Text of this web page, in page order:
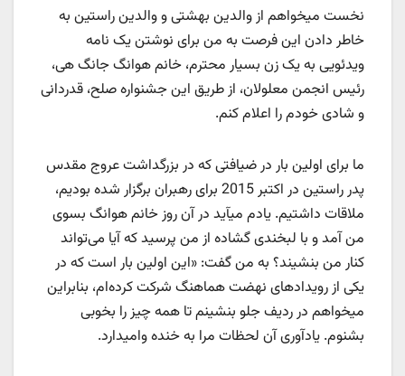
نخست میخواهم از والدین بهشتی و والدین راستین به
خاطر دادن این فرصت به من برای نوشتن یک نامه
ویدئویی به یک زن بسیار محترم، خانم هوانگ جانگ هی،
رئیس انجمن معلولان، از طریق این جشنواره صلح، قدردانی
و شادی خودم را اعلام کنم.
ما برای اولین بار در ضیافتی که در بزرگداشت عروج مقدس
پدر راستین در اکتبر 2015 برای رهبران برگزار شده بودیم،
ملاقات داشتیم. یادم میآید در آن روز خانم هوانگ بسوی
من آمد و با لبخندی گشاده از من ‌پرسید که آیا می‌تواند
کنار من بنشیند؟ به من گفت: «این اولین بار است که در
یکی از رویدادهای نهضت هماهنگ شرکت کرده‌ام، بنابراین
میخواهم در ردیف جلو بنشینم تا همه چیز را بخوبی
بشنوم. یادآوری آن لحظات مرا به خنده وامیدارد.